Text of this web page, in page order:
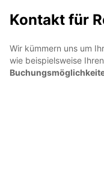
Kontakt für
Wir kümmern uns um
wie beispielsweise Ihren